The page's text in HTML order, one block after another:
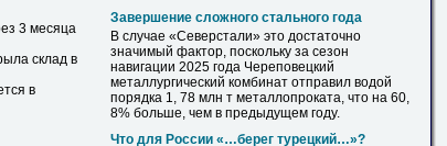
3 месяца
склад в
в
Завершение сложного стального года
В случае «Северстали» это достаточно
значимый фактор, поскольку за сезон
навигации 2025 года Череповецкий
металлургический комбинат отправил водой
порядка 1, 78 млн т металлопроката, что на 60,
8% больше, чем в предыдущем году.
Что для России «…берег турецкий…»?